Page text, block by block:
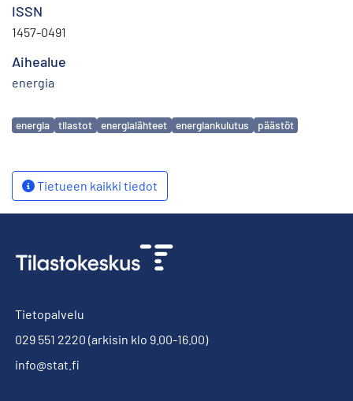
ISSN
1457-0491
Aihealue
energia
Avainsanat
energia tilastot energialähteet energiankulutus päästöt
Tietueen kaikki tiedot
Tietopalvelu
029 551 2220 (arkisin klo 9.00-16.00)
info@stat.fi